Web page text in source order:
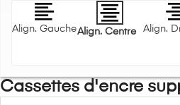
Align. GaucheAlign. Centre Align.
Cassettes d'encre